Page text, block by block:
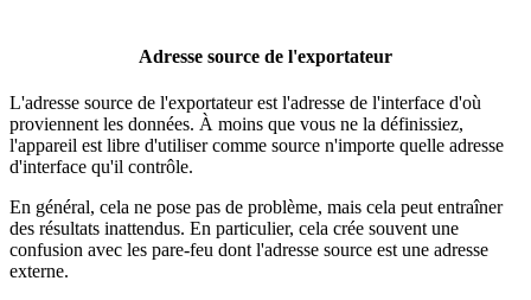
Adresse source de l'exportateur
L'adresse source de l'exportateur est l'adresse de l'interface d'où
proviennent les données. À moins que vous ne la définissiez,
l'appareil est libre d'utiliser comme source n'importe quelle adresse
d'interface qu'il contrôle.
En général, cela ne pose pas de problème, mais cela peut entraîner
des résultats inattendus. En particulier, cela crée souvent une
confusion avec les pare-feu dont l'adresse source est une adresse
externe.